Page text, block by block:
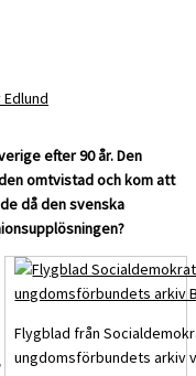
efter 90 år. Den
omtvistad och kom att
då den svenska
Flygblad från
ungdomsförbundets arkiv